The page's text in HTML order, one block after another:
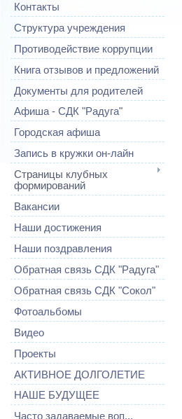
Контакты
Структура учреждения
Противодействие коррупции
Книга отзывов и предложений
Документы для родителей
Афиша - СДК "Радуга"
Городская афиша
Запись в кружки он-лайн
Страницы клубных
формирований
Вакансии
Наши достижения
Наши поздравления
Обратная связь СДК "Радуга"
Обратная связь СДК "Сокол"
Фотоальбомы
Видео
Проекты
АКТИВНОЕ ДОЛГОЛЕТИЕ
НАШЕ БУДУЩЕЕ
Часто задаваемые воп...